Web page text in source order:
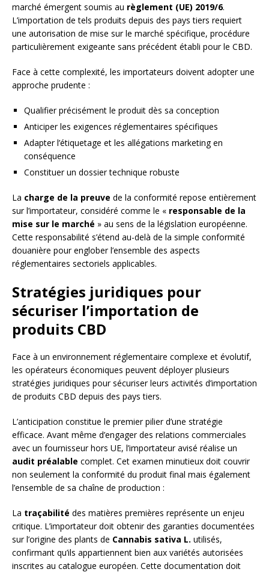
marché émergent soumis au règlement (UE) 2019/6.
L’importation de tels produits depuis des pays tiers requiert
une autorisation de mise sur le marché spécifique, procédure
particulièrement exigeante sans précédent établi pour le CBD.
Face à cette complexité, les importateurs doivent adopter une
approche prudente :
Qualifier précisément le produit dès sa conception
Anticiper les exigences réglementaires spécifiques
Adapter l’étiquetage et les allégations marketing en
conséquence
Constituer un dossier technique robuste
La charge de la preuve de la conformité repose entièrement
sur l’importateur, considéré comme le « responsable de la
mise sur le marché » au sens de la législation européenne.
Cette responsabilité s’étend au-delà de la simple conformité
douanière pour englober l’ensemble des aspects
réglementaires sectoriels applicables.
Stratégies juridiques pour
sécuriser l’importation de
produits CBD
Face à un environnement réglementaire complexe et évolutif,
les opérateurs économiques peuvent déployer plusieurs
stratégies juridiques pour sécuriser leurs activités d’importation
de produits CBD depuis des pays tiers.
L’anticipation constitue le premier pilier d’une stratégie
efficace. Avant même d’engager des relations commerciales
avec un fournisseur hors UE, l’importateur avisé réalise un
audit préalable complet. Cet examen minutieux doit couvrir
non seulement la conformité du produit final mais également
l’ensemble de sa chaîne de production :
La traçabilité des matières premières représente un enjeu
critique. L’importateur doit obtenir des garanties documentées
sur l’origine des plants de Cannabis sativa L. utilisés,
confirmant qu’ils appartiennent bien aux variétés autorisées
inscrites au catalogue européen. Cette documentation doit